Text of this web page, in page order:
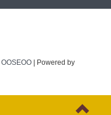
OOSEOO | Powered by